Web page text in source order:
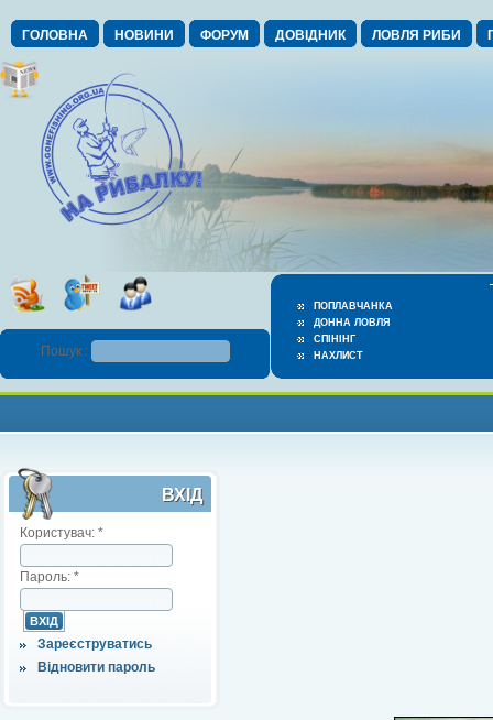
ГОЛОВНА НОВИНИ ФОРУМ ДОВІДНИК ЛОВЛЯ РИБИ
ПОПЛАВЧАНКА
ДОННА ЛОВЛЯ
СПІНІНГ
НАХЛИСТ
Пошук :
ВХІД
Користувач: *
Пароль: *
Зареєструватись
Відновити пароль